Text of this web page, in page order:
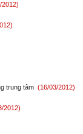
2012)
trung tâm (16/03/2012)
2012)